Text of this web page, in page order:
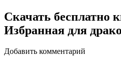
Скачать бесплатно
Избранная для
Добавить комментарий